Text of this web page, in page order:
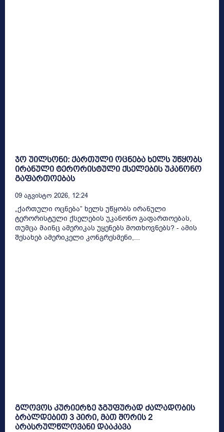
ჯო უილსონი: ქართული ოცნება ხელს უწყობს
ირანული ტერორისტული ქსელების უკანონო
გაფართოებას
09 Აგვისტო 2026, 12:24
„ქართული ოცნება” ხელს უწყობს ირანული
ტერორისტული ქსელების უკანონო გაფართოებას,
თუმცა მაინც ამერიკას უყენებს მოთხოვნებს? - ამის
შესახებ ამერიკელი კონგრესმენი,...
გლოვოს კურიერზე ჯგუფურად ძალადობის
ბრალდებით 3 პირი, მათ შორის 2
არასრულწლოვანი დააკავა